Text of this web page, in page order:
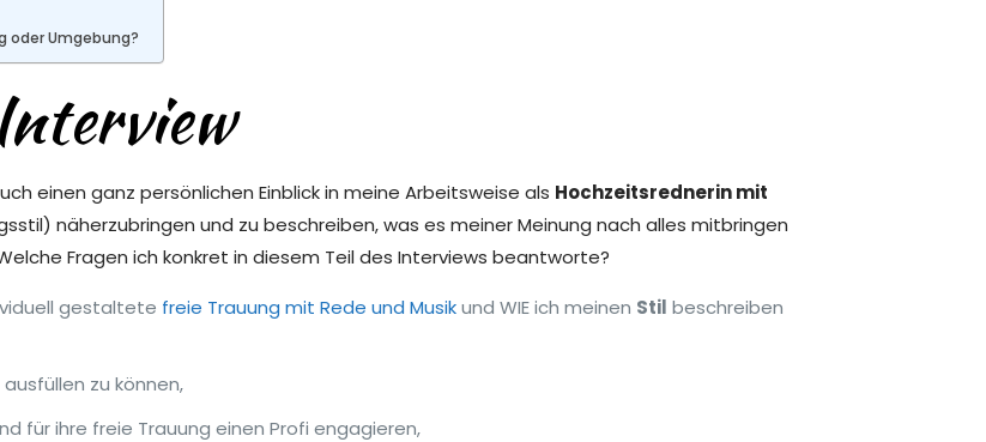
oder Umgebung?
einen ganz persönlichen Einblick in meine Arbeitsweise als Hochzeitsrednerin mit
näherzubringen und zu beschreiben, was es meiner Meinung nach alles mitbringen
Fragen ich konkret in diesem Teil des Interviews beantworte?
gestaltete freie Trauung mit Rede und Musikund WIE ich meinen Stil beschreiben
zu können,
für ihre freie Trauung einen Profi engagieren,